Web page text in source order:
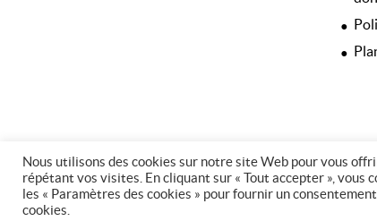
Nous utilisons des cookies sur notre site Web pour vous
répétant vos visites. En cliquant sur « Tout accepter »,
les « Paramètres des cookies » pour fournir un
cookies.